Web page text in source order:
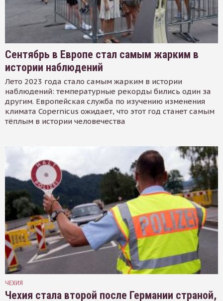
Сентябрь в Европе стал самым жарким в
истории наблюдений
Лето 2023 года стало самым жарким в истории
наблюдений: температурные рекорды бились один за
другим. Европейская служба по изучению изменения
климата Copernicus ожидает, что этот год станет самым
тёплым в истории человечества
ЧЕХИЯ
Чехия стала второй после Германии страной,